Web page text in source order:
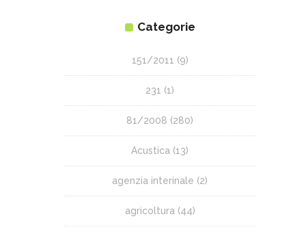
Categorie
151/2011 (9)
231 (1)
81/2008 (280)
Acustica (13)
agenzia interinale (2)
agricoltura(44)